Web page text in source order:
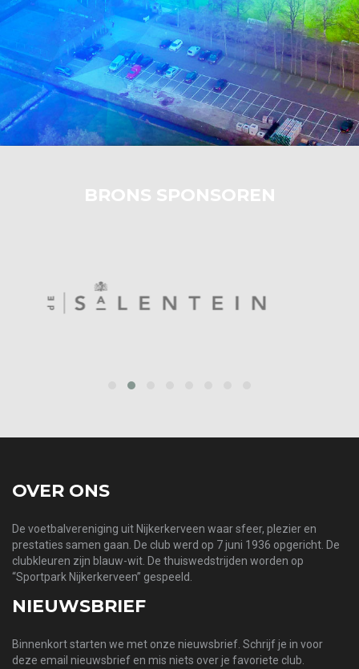
BRONS SPONSOREN
OVER ONS
De voetbalvereniging uit Nijkerkerveen waar sfeer, plezier en
prestaties samen gaan. De club werd op 7 juni 1936 opgericht. De
clubkleuren zijn blauw-wit. De thuiswedstrijden worden op
“Sportpark Nijkerkerveen” gespeeld.
NIEUWSBRIEF
Binnenkort starten we met onze nieuwsbrief. Schrijf je in voor
deze email nieuwsbrief en mis niets over je favoriete club.